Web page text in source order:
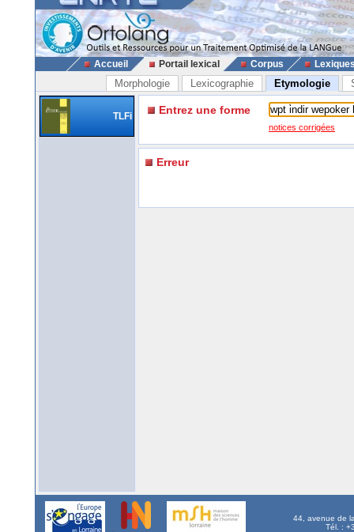
Accueil Portail lexical Corpus
Morphologie Lexicographie Etymologie
TLFi Entrez une forme
notices corrigées
Erreur
44, avenue de
Tél. :